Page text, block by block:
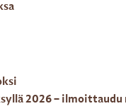
2026 – ilmoittaudu